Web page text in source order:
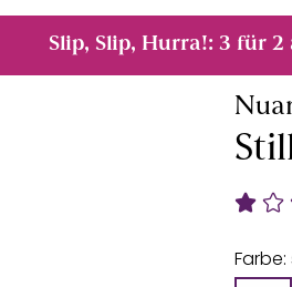
Slip, Slip, Hurra!: 3 für 2
Farbe: